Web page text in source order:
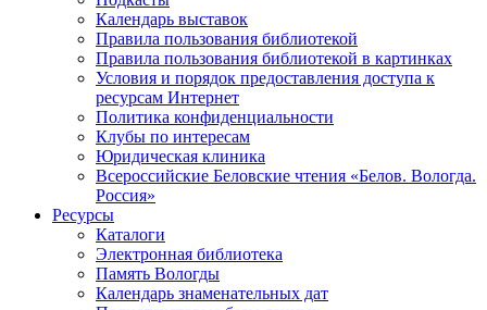
Календарь выставок
Правила пользования библиотекой
Правила пользования библиотекой в картинках
Условия и порядок предоставления доступа к
ресурсам Интернет
Политика конфиденциальности
Клубы по интересам
Юридическая клиника
Всероссийские Беловские чтения «Белов. Вологда.
Россия»
Ресурсы
Каталоги
Электронная библиотека
Память Вологды
Календарь знаменательных дат